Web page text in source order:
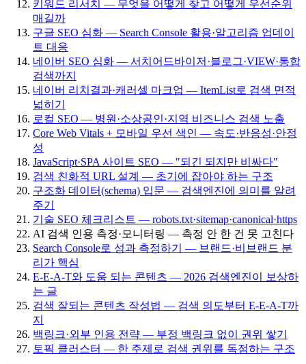
키워드 리서치 — 무엇을 어떻게 찾고 어떻게 우선순위
매길까
구글 SEO 심화 — Search Console 활용·알고리즘 업데이
트 대응
네이버 SEO 심화 — 서치어드바이저·블로그·VIEW·통합
검색까지
네이버 리치결과·캐러셀 마크업 — ItemList로 검색 면적
넓히기
로컬 SEO — 병원·소상공인·지역 비즈니스 검색 노출
Core Web Vitals + 모바일 우선 색인 — 속도·반응성·안정
성
JavaScript·SPA 사이트 SEO — "되긴 되지만 비싸다"
검색 친화적 URL 설계 — 초기에 잡아야 하는 구조
구조화 데이터(schema) 입문 — 검색엔진에 의미를 알려
주기
기술 SEO 체크리스트 — robots.txt·sitemap·canonical·https
AI 검색 인용 측정·모니터링 — 측정 안 한 건 못 고친다
Search Console로 성과 측정하기 — 브랜드·비브랜드 분
리가 핵심
E-E-A-T와 도움 되는 콘텐츠 — 2026 검색엔진이 보상하
는 글
검색 잘되는 콘텐츠 작성법 — 검색 의도부터 E-E-A-T까
지
백링크·외부 인용 전략 — 부정 백링크 없이 권위 쌓기
토픽 클러스터 — 한 주제로 검색 권위를 독점하는 구조